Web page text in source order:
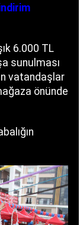
6.000 TL
sunulması
vatandaşlar
önünde